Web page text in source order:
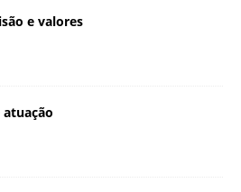
e valores
atuação